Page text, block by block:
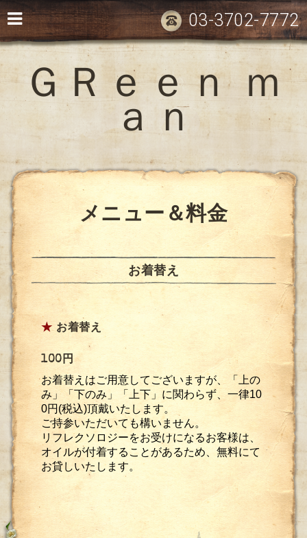
03-3702-7772
ＧＲｅｅｎ ｍ
ａｎ
メニュー＆料金
お着替え
★ お着替え
100円
お着替えはご用意してございますが、「上の
み」「下のみ」「上下」に関わらず、一律10
0円(税込)頂戴いたします。
ご持参いただいても構いません。
リフレクソロジーをお受けになるお客様は、
オイルが付着することがあるため、無料にて
お貸しいたします。